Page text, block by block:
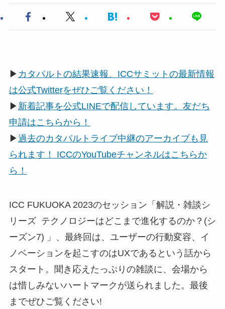
▶ カタパルトの結果速報、ICCサミットの最新情報
は公式Twitterをぜひご覧ください！
▶ 新着記事を公式LINEで配信しています。友だち
申請はこちらから！
▶過去のカタパルトライブ中継のアーカイブも見
られます！ ICCのYouTubeチャンネルはこちらか
ら！
ICC FUKUOKA 2023のセッション「解説・雑談シ
リーズ テクノロジーはどこまで進化するのか？(シ
ーズン7) 」、最終回は、ユーザーの行動変容、イ
ノベーションを起こすのはUXであるという話から
スタート。聞き応えたっぷりの雑談に、会場から
は惜しみないハートマークが送られました。最後
までぜひご覧ください!